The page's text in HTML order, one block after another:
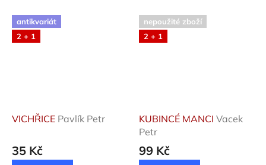
antikvariát
2 + 1
VICHŘICE Pavlík Petr
35 Kč
nepoužité zboží
2 + 1
KUBINCÉ MANCI Vacek
Petr
99 Kč